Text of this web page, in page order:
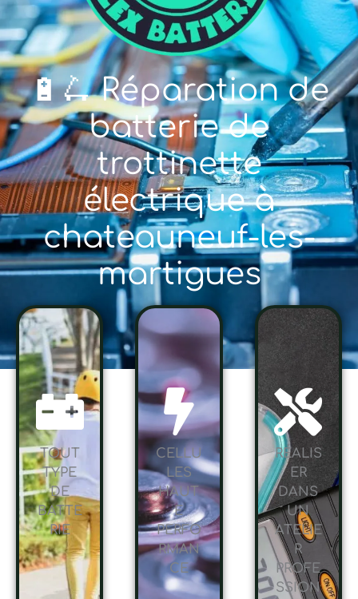
🔋🛴 Réparation de
batterie de
trottinette
électrique à
chateauneuf-les-
martigues
TOUT
TYPE
DE
BATTE
RIE
CELLU
LES
HAUT
E
PERFO
RMAN
CE
RÉALIS
ER
DANS
UN
ATELIE
R
PROFE
SSION